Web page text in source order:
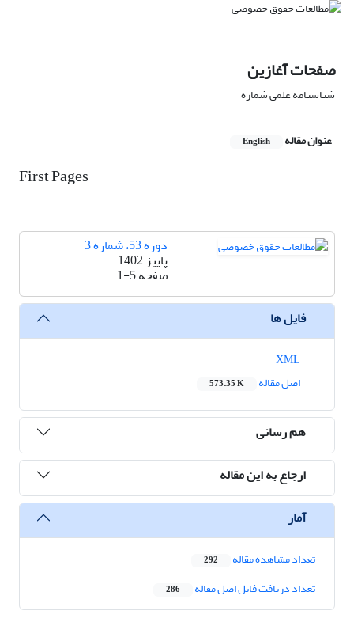
صفحات آغازین
شناسنامه علمی شماره
عنوان مقاله English
First Pages
دوره 53، شماره 3
پاییز 1402
صفحه1-5
فایل ها
اصل مقاله
573.35 K
هم رسانی
ارجاع به این مقاله
آمار
تعداد مشاهده مقاله 292
تعداد دریافت فایل اصل مقاله 286